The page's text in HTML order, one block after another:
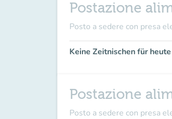
Postazione
Posto a sedere con presa
Keine Zeitnischen für
Postazione
Posto a sedere con presa